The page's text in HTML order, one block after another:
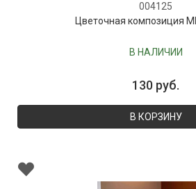
004125
Цветочная композиция
В НАЛИЧИИ
130 руб.
В КОРЗИНУ